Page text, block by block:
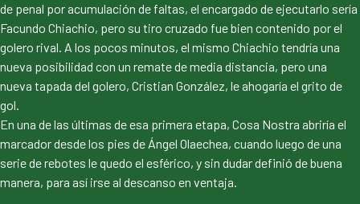
de penal por acumulación de faltas, el encargado de ejecutarlo sería
Facundo Chiachio, pero su tiro cruzado fue bien contenido por el
golero rival. A los pocos minutos, el mismo Chiachio tendría una
nueva posibilidad con un remate de media distancia, pero una
nueva tapada del golero, Cristian González, le ahogaría el grito de
gol.
En una de las últimas de esa primera etapa, Cosa Nostra abriría el
marcador desde los pies de Ángel Olaechea, cuando luego de una
serie de rebotes le quedo el esférico, y sin dudar definió de buena
manera, para así irse al descanso en ventaja.